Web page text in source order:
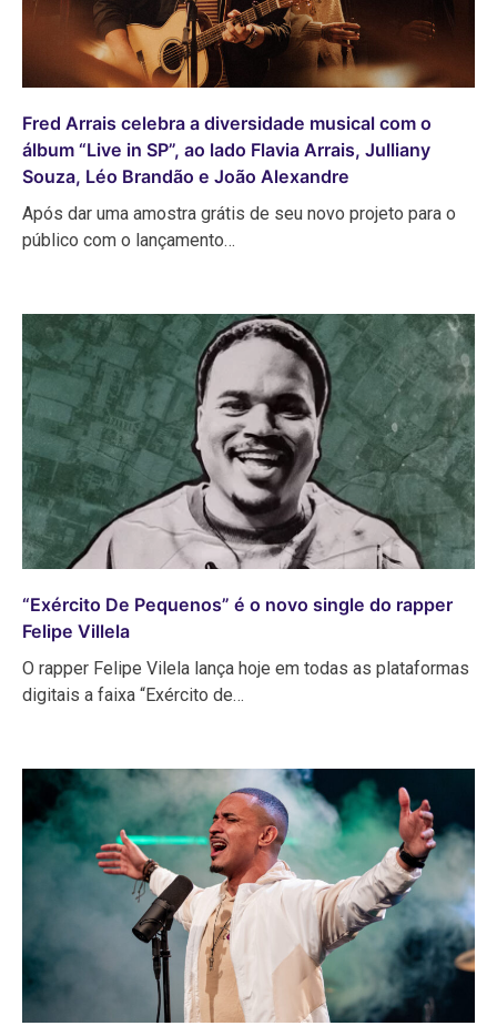
Fred Arrais celebra a diversidade musical com o
álbum “Live in SP”, ao lado Flavia Arrais, Julliany
Souza, Léo Brandão e João Alexandre
Após dar uma amostra grátis de seu novo projeto para o
público com o lançamento…
“Exército De Pequenos” é o novo single do rapper
Felipe Villela
O rapper Felipe Vilela lança hoje em todas as plataformas
digitais a faixa “Exército de…